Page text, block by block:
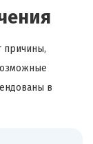
причины,
в